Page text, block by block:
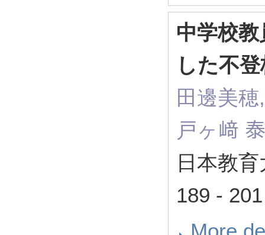
中学校
した不
田邊美
戸ヶ﨑
日本教
189 -